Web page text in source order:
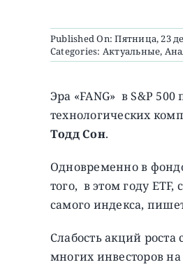
Published On: Пятница, 23
Categories: Актуальные,
Эра «FANG» в S&P
технологических
Тодд Сон.
Одновременно в
того, в этом году
самого индекса,
Слабость акций
многих инвесторов